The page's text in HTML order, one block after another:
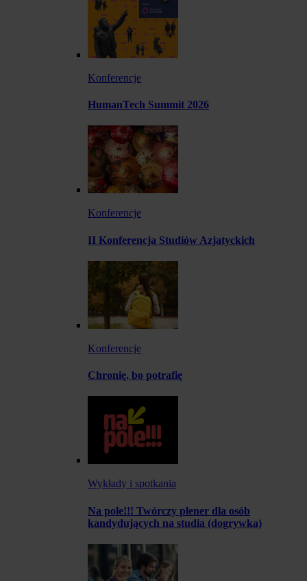
Konferencje
HumanTech Summit 2026
Konferencje
II Konferencja Studiów Azjatyckich
Konferencje
Chronię, bo potrafię
Wykłady i spotkania
Na pole!!! Twórczy plener dla osób
kandydujących na studia (dogrywka)